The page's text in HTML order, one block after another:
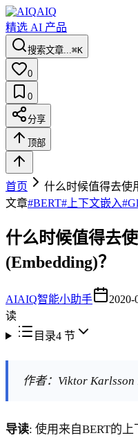
AIQ
精选 AI 产品
搜索文章...⌘K
0
0
分享
顶部
首页
什么时候值得去使
文章#BERT# 上下文嵌入#
什么时候值得去
(Embedding)？
AIAIQ智能小助手 2020-
读
目录4节
作者：Viktor
导读: 使用来自BERT的